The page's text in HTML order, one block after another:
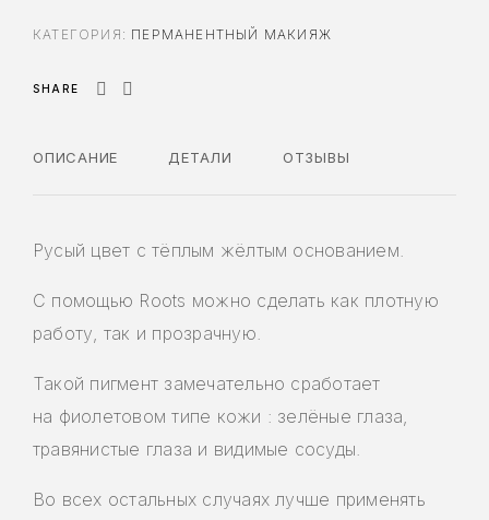
КАТЕГОРИЯ: ПЕРМАНЕНТНЫЙ МАКИЯЖ
SHARE
ОПИСАНИЕ ДЕТАЛИ ОТЗЫВЫ
Русый цвет с тёплым жёлтым основанием.
С помощью Roots можно сделать как плотную
работу, так и прозрачную.
Такой пигмент замечательно сработает
на фиолетовом типе кожи : зелёные глаза,
травянистые глаза и видимые сосуды.
Во всех остальных случаях лучше применять